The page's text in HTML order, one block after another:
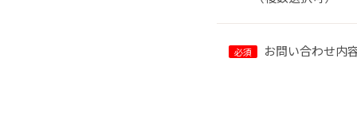
お問い合わせ内